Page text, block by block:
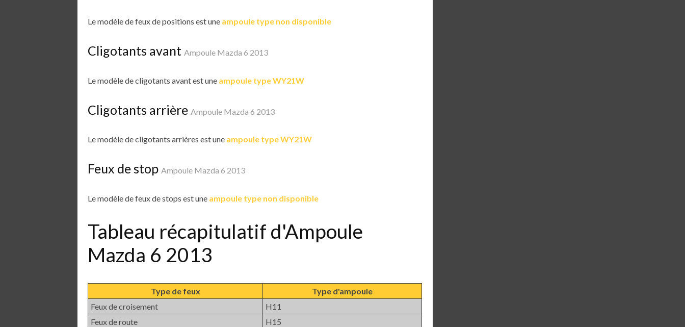
Le modèle de feux de positions est une ampoule type non disponible
Cligotants avant Ampoule Mazda 6 2013
Le modèle de cligotants avant est une ampoule type WY21W
Cligotants arrière Ampoule Mazda 6 2013
Le modèle de cligotants arrières est une ampoule type WY21W
Feux de stop Ampoule Mazda 6 2013
Le modèle de feux de stops est une ampoule type non disponible
Tableau récapitulatif d'Ampoule
Mazda 6 2013
Type de feux
Type d'ampoule
Feux de croisement
H11
Feux de route
H15